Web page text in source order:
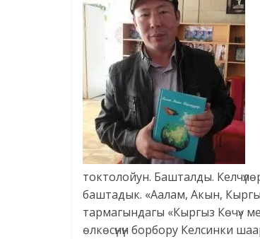
токтолойун. Башталды.
баштадык. «Аалам, Акын,
тармагындагы «Кыргыз Көчү»
өлкөсүнүн борбору Келсинки